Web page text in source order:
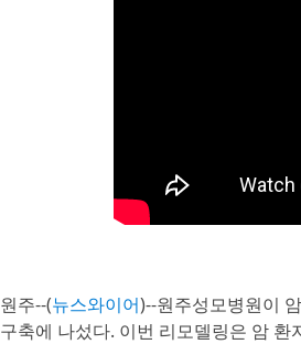
원주--(뉴스와이어)--원주성모병원이
구축에 나섰다. 이번 리모델링은 암